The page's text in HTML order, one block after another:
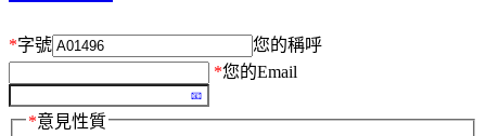
*字號
您的稱呼
*您的Email
*意見性質